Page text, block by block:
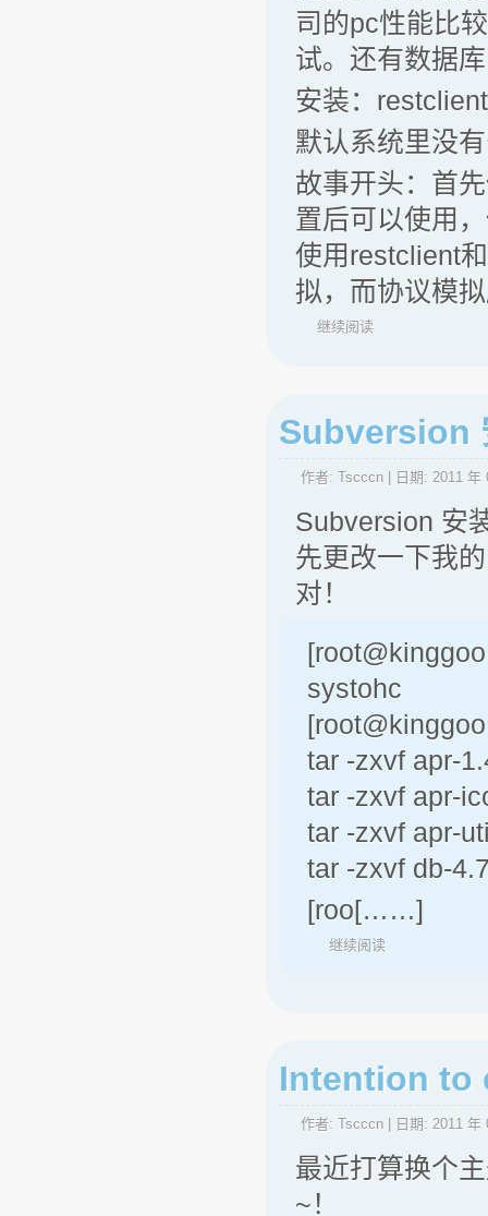
司的pc性能比
试。还有数据
安装：
默认系统里没
故事开头：首
置后可以使用
使用restclient
拟，而协议模
继续阅读
Subversion
作者: Tscccn | 日期: 2011 年
Subversion 安
先更改一下我
对！
systohc
tar -zxvf apr-
tar -zxvf apr-
tar -zxvf apr-
tar -zxvf db-
[roo[……]
继续阅读
Intention to
作者: Tscccn | 日期: 2011 年
最近打算换个
~！